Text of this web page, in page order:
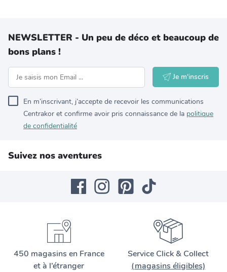
NEWSLETTER - Un peu de déco et beaucoup de
bons plans !
Je m'inscris
En m’inscrivant, j’accepte de recevoir les communications
Centrakor et confirme avoir pris connaissance de la politique
de confidentialité
Suivez nos aventures
450 magasins en France
et à l’étranger
Service Click & Collect
(magasins éligibles)